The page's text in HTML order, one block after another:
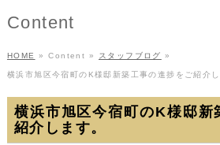
Content
HOME » Content » スタッフブログ »
横浜市旭区今宿町のK様邸新築工事の進捗をご紹介し
横浜市旭区今宿町のK様邸新
紹介します。